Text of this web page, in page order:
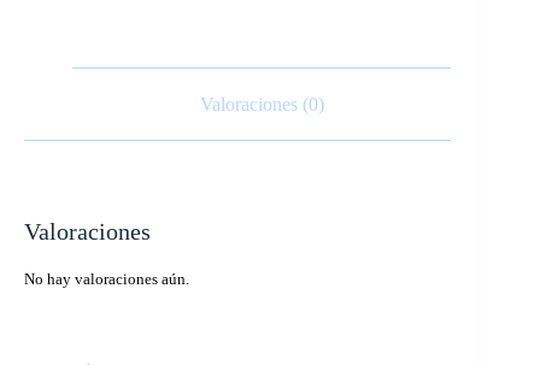
Valoraciones (0)
Valoraciones
No hay valoraciones aún.